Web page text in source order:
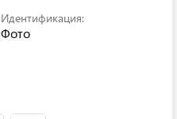
Идентификация:
Фото